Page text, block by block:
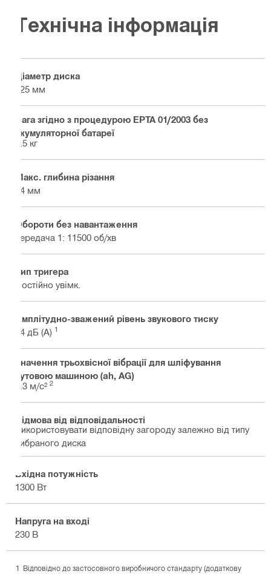
Технічна інформація
Діаметр диска
125 мм
Вага згідно з процедурою EPTA 01/2003 без
акумуляторної батареї
2.5 кг
Макс. глибина різання
34 мм
Обороти без навантаження
передача 1: 11500 об/хв
Тип тригера
Постійно увімк.
Амплітудно-зважений рівень звукового тиску
94 дБ (A) 1
Значення трьохвісної вібрації для шліфування
кутовою машиною (ah, AG)
5.3 м/с² 2
Відмова від відповідальності
Використовувати відповідну загороду залежно від типу
вибраного диска
Вхідна потужність
1300 Вт
Напруга на вході
230 В
Відповідно до застосовного виробничого стандарту (додаткову